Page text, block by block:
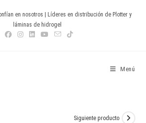
en nosotros | Líderes en distribución de Plotter y
láminas de hidrogel
Menú
Siguiente producto